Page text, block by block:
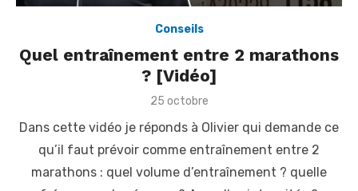
Conseils
Quel entraînement entre 2 marathons
? [Vidéo]
P
s
e
d
25 octobre
Dans cette vidéo je réponds à Olivier qui demande ce
qu’il faut prévoir comme entraînement entre 2
marathons : quel volume d’entraînement ? quelle